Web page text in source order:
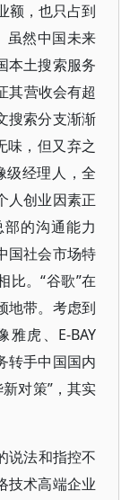
额，也只占到
虽然中国未来
本土搜索服务
其营收会有超
搜索分支渐渐
味，但又弃之
级经理人，全
人创业因素正
的沟通能力
国社会市场特
比。“谷歌”在
地带。考虑到
虎、E-BAY
转手中国国内
对策”，其实
说法和指控不
技术高端企业